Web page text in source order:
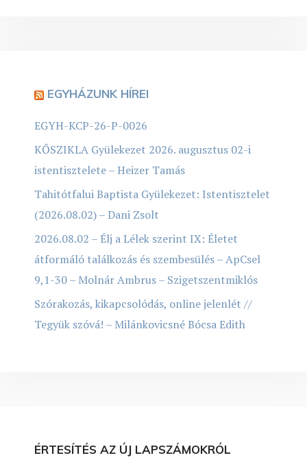
EGYHÁZUNK HÍREI
EGYH-KCP-26-P-0026
KŐSZIKLA Gyülekezet 2026. augusztus 02-i
istentisztelete – Heizer Tamás
Tahitótfalui Baptista Gyülekezet: Istentisztelet
(2026.08.02) – Dani Zsolt
2026.08.02 – Élj a Lélek szerint IX: Életet
átformáló találkozás és szembesülés – ApCsel
9,1-30 – Molnár Ambrus – Szigetszentmiklós
Szórakozás, kikapcsolódás, online jelenlét //
Tegyük szóvá! – Milánkovicsné Bócsa Edith
ÉRTESÍTÉS AZ ÚJ LAPSZÁMOKRÓL